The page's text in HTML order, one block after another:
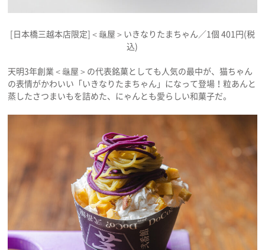
[日本橋三越本店限定]＜龜屋＞いきなりたまちゃん／1個 401円(税
込)
天明3年創業＜龜屋＞の代表銘菓としても人気の最中が、猫ちゃん
の表情がかわいい「いきなりたまちゃん」になって登場！粒あんと
蒸したさつまいもを詰めた、にゃんとも愛らしい和菓子だ。